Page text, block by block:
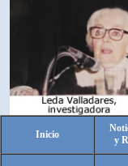
Inicio
y